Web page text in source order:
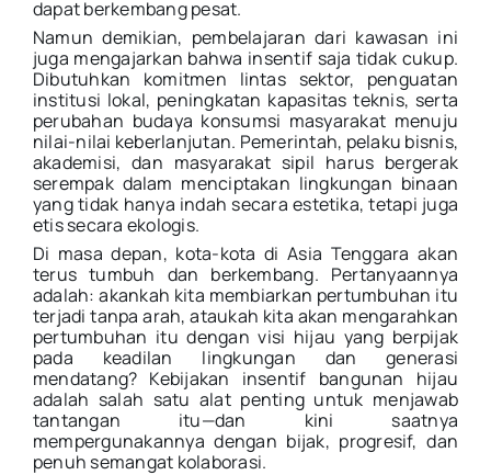
dapat berkembang pesat.
Namun demikian, pembelajaran dari kawasan ini
juga mengajarkan bahwa insentif saja tidak cukup.
Dibutuhkan komitmen lintas sektor, penguatan
institusi lokal, peningkatan kapasitas teknis, serta
perubahan budaya konsumsi masyarakat menuju
nilai-nilai keberlanjutan. Pemerintah, pelaku bisnis,
akademisi, dan masyarakat sipil harus bergerak
serempak dalam menciptakan lingkungan binaan
yang tidak hanya indah secara estetika, tetapi juga
etis secara ekologis.
Di masa depan, kota-kota di Asia Tenggara akan
terus tumbuh dan berkembang. Pertanyaannya
adalah: akankah kita membiarkan pertumbuhan itu
terjadi tanpa arah, ataukah kita akan mengarahkan
pertumbuhan itu dengan visi hijau yang berpijak
pada keadilan lingkungan dan generasi
mendatang? Kebijakan insentif bangunan hijau
adalah salah satu alat penting untuk menjawab
tantangan itu—dan kini saatnya
mempergunakannya dengan bijak, progresif, dan
penuh semangat kolaborasi.